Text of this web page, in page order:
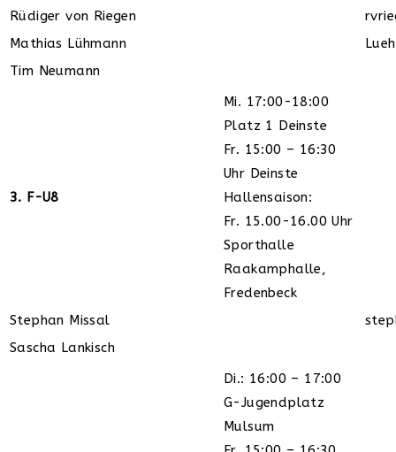
Rüdiger von Riegen
Mathias Lühmann
Tim Neumann
3. F-U8
Mi. 17:00-18:00
Platz 1 Deinste
Fr. 15:00 – 16:30
Uhr Deinste
Hallensaison:
Fr. 15.00-16.00 Uhr
Sporthalle
Raakamphalle,
Fredenbeck
Stephan Missal
Sascha Lankisch
Di.: 16:00 – 17:00
G-Jugendplatz
Mulsum